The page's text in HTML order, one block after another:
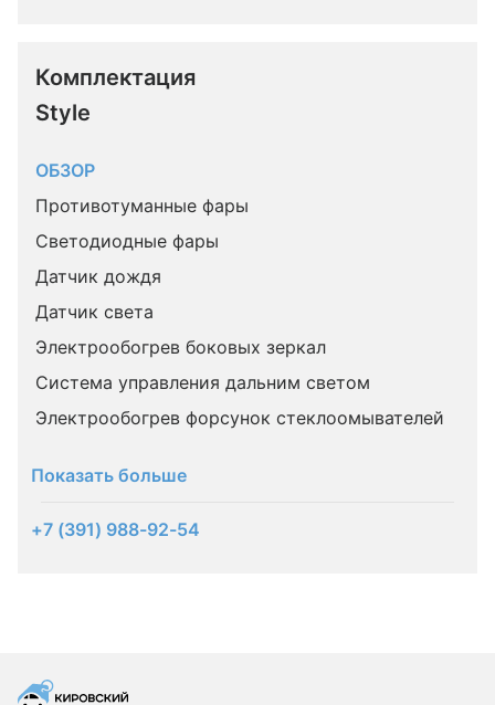
Комплектация
Style
ОБЗОР
Противотуманные фары
Светодиодные фары
Датчик дождя
Датчик света
Электрообогрев боковых зеркал
Система управления дальним светом
Электрообогрев форсунок стеклоомывателей
Показать больше
+7 (391) 988-92-54